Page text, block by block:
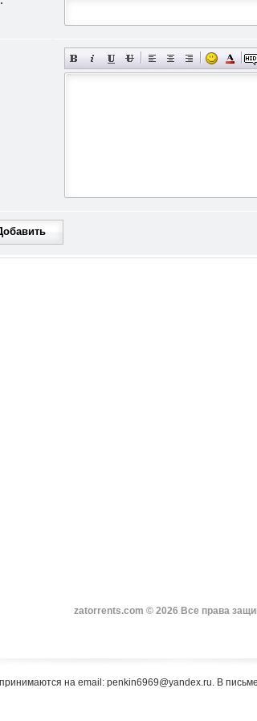
zatorrents.com © 2026 Все права
на email: penkin6969@yandex.ru. В